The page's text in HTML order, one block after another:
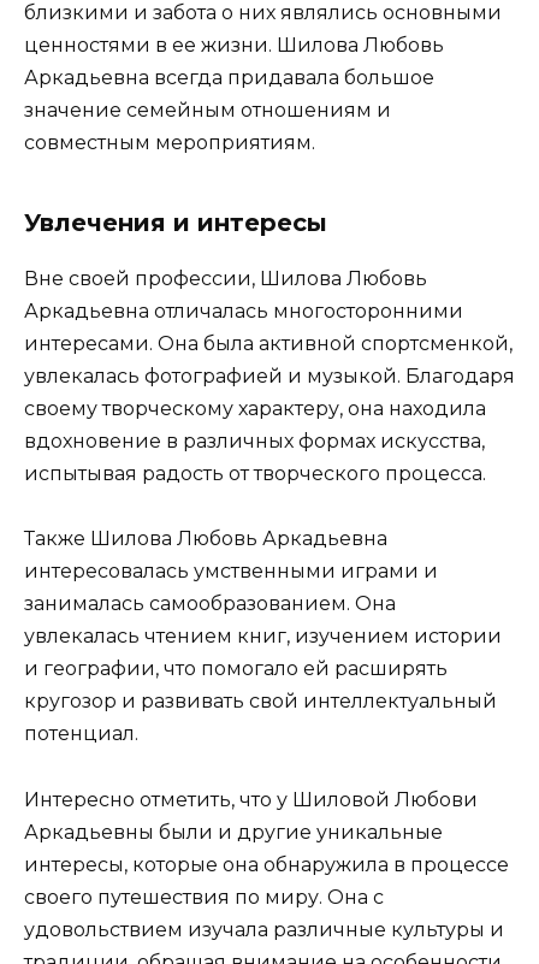
близкими и забота о них являлись основными
ценностями в ее жизни. Шилова Любовь
Аркадьевна всегда придавала большое
значение семейным отношениям и
совместным мероприятиям.
Увлечения и интересы
Вне своей профессии, Шилова Любовь
Аркадьевна отличалась многосторонними
интересами. Она была активной спортсменкой,
увлекалась фотографией и музыкой. Благодаря
своему творческому характеру, она находила
вдохновение в различных формах искусства,
испытывая радость от творческого процесса.
Также Шилова Любовь Аркадьевна
интересовалась умственными играми и
занималась самообразованием. Она
увлекалась чтением книг, изучением истории
и географии, что помогало ей расширять
кругозор и развивать свой интеллектуальный
потенциал.
Интересно отметить, что у Шиловой Любови
Аркадьевны были и другие уникальные
интересы, которые она обнаружила в процессе
своего путешествия по миру. Она с
удовольствием изучала различные культуры и